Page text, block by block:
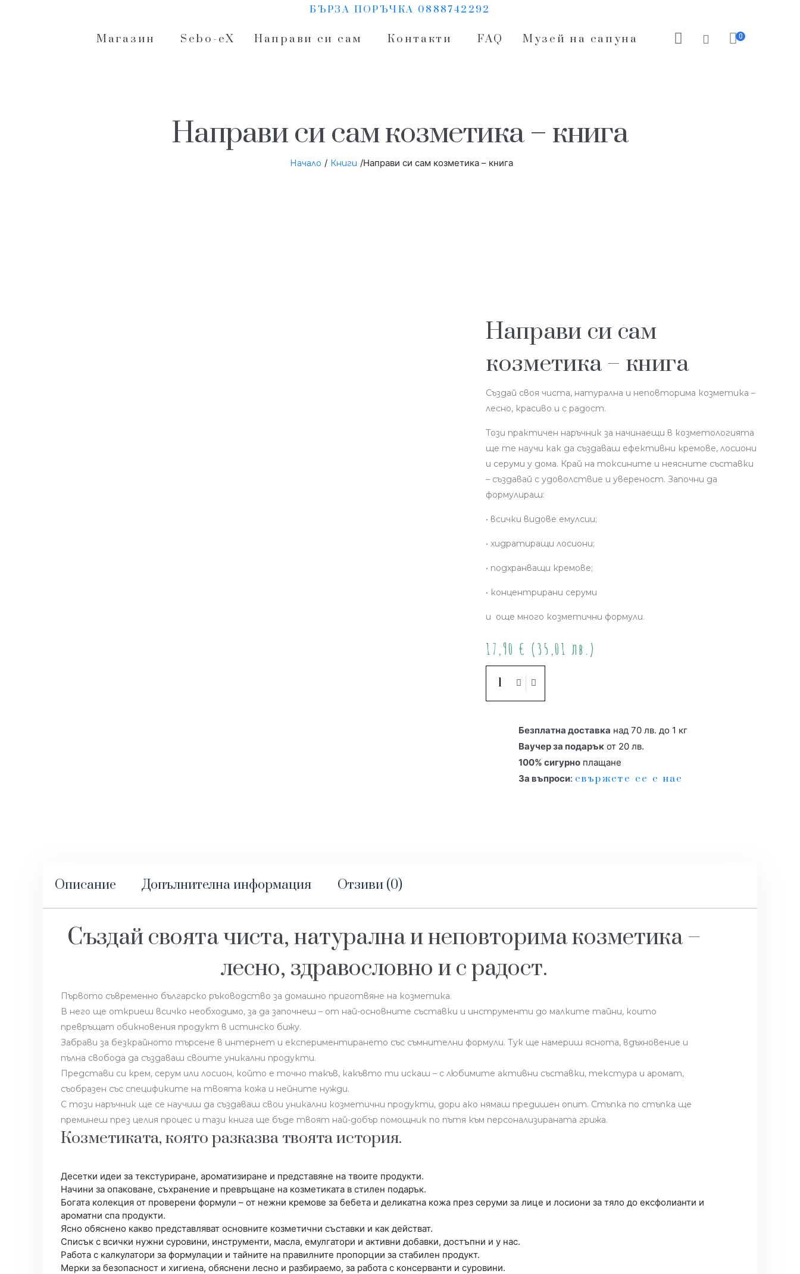
БЪРЗА ПОРЪЧКА 0888742292
Магазин Sebo-eX Направи си сам Контакти FAQ Музей на сапуна 0
Направи си сам козметика – книга
Начало / Книги /Направи си сам козметика – книга
Направи си сам
козметика – книга
Създай своя чиста, натурална и неповторима козметика –
лесно, красиво и с радост.
Този практичен наръчник за начинаещи в козметологията
ще те научи как да създаваш ефективни кремове, лосиони
и серуми у дома. Край на токсините и неясните съставки
– създавай с удоволствие и увереност. Започни да
формулираш:
• всички видове емулсии;
• хидратиращи лосиони;
• подхранващи кремове;
• концентрирани серуми
и още много козметични формули.
17,90 € (35,01 лв.)
Безплатна доставка над 70 лв. до 1 кг
Ваучер за подарък от 20 лв.
100% сигурно плащане
За въпроси: свържете се с нас
Описание Допълнителна информация Отзиви (0)
Създай своята чиста, натурална и неповторима козметика –
лесно, здравословно и с радост.
Първото съвременно българско ръководство за домашно приготвяне на козметика.
В него ще откриеш всичко необходимо, за да започнеш – от най-основните съставки и инструменти до малките тайни, които
превръщат обикновения продукт в истинско бижу.
Забрави за безкрайното търсене в интернет и експериментирането със съмнителни формули. Тук ще намериш яснота, вдъхновение и
пълна свобода да създаваш своите уникални продукти.
Представи си крем, серум или лосион, който е точно такъв, какъвто ти искаш – с любимите активни съставки, текстура и аромат,
съобразен със спецификите на твоята кожа и нейните нужди.
С този наръчник ще се научиш да създаваш свои уникални козметични продукти, дори ако нямаш предишен опит. Стъпка по стъпка ще
преминеш през целия процес и тази книга ще бъде твоят най-добър помощник по пътя към персонализираната грижа.
Козметиката, която разказва твоята история.
Десетки идеи за текстуриране, ароматизиране и представяне на твоите продукти.
Начини за опаковане, съхранение и превръщане на козметиката в стилен подарък.
Богата колекция от проверени формули – от нежни кремове за бебета и деликатна кожа през серуми за лице и лосиони за тяло до ексфолианти и
ароматни спа продукти.
Ясно обяснено какво представляват основните козметични съставки и как действат.
Списък с всички нужни суровини, инструменти, масла, емулгатори и активни добавки, достъпни и у нас.
Работа с калкулатори за формулации и тайните на правилните пропорции за стабилен продукт.
Мерки за безопасност и хигиена, обяснени лесно и разбираемо, за работа с консерванти и суровини.